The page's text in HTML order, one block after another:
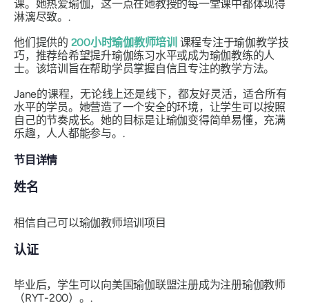
课。她热爱瑜伽，这一点在她教授的每一堂课中都体现得
淋漓尽致。.
他们提供的 200小时瑜伽教师培训 课程专注于瑜伽教学技
巧，推荐给希望提升瑜伽练习水平或成为瑜伽教练的人
士。该培训旨在帮助学员掌握自信且专注的教学方法。
Jane的课程，无论线上还是线下，都友好灵活，适合所有
水平的学员。她营造了一个安全的环境，让学生可以按照
自己的节奏成长。她的目标是让瑜伽变得简单易懂，充满
乐趣，人人都能参与。.
节目详情
姓名
相信自己可以瑜伽教师培训项目
认证
毕业后，学生可以向美国瑜伽联盟注册成为注册瑜伽教师
（RYT-200）。.